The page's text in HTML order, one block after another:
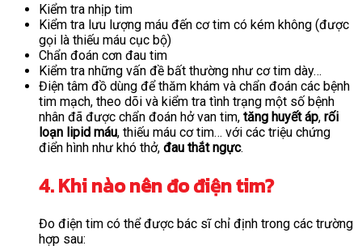
Kiểm tra nhịp tim
Kiểm tra lưu lượng máu đến cơ tim có kém không (được
gọi là thiếu máu cục bộ)
Chẩn đoán cơn đau tim
Kiểm tra những vấn đề bất thường như cơ tim dày…
Điện tâm đồ dùng để thăm khám và chẩn đoán các bệnh
tim mạch, theo dõi và kiểm tra tình trạng một số bệnh
nhân đã được chẩn đoán hở van tim, tăng huyết áp, rối
loạn lipid máu, thiếu máu cơ tim… với các triệu chứng
điển hình như khó thở, đau thắt ngực.
4. Khi nào nên đo điện tim?
Đo điện tim có thể được bác sĩ chỉ định trong các trường
hợp sau: